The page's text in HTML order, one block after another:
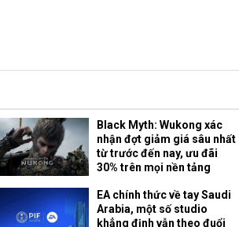
Black Myth: Wukong xác
nhận đợt giảm giá sâu nhất
từ trước đến nay, ưu đãi
30% trên mọi nền tảng
EA chính thức về tay Saudi
Arabia, một số studio
khẳng định vẫn theo đuổi